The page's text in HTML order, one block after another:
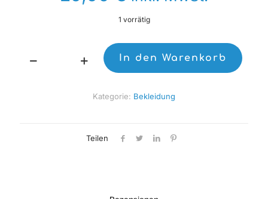
1 vorrätig
Fist
In den Warenkorb
Kategorie: Bekleidung
Teilen